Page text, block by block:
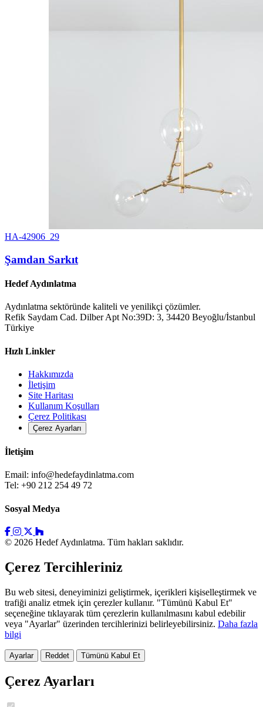
HA-42906_29
Şamdan Sarkıt
Hedef Aydınlatma
Aydınlatma sektöründe kaliteli ve yenilikçi çözümler.
Refik Saydam Cad. Dilber Apt No:39D: 3, 34420 Beyoğlu/İstanbul
Türkiye
Hızlı Linkler
Hakkımızda
İletişim
Site Haritası
Kullanım Koşulları
Çerez Politikası
Çerez Ayarları
İletişim
Email: info@hedefaydinlatma.com
Tel: +90 212 254 49 72
Sosyal Medya
© 2026 Hedef Aydınlatma. Tüm hakları saklıdır.
Çerez Tercihleriniz
Bu web sitesi, deneyiminizi geliştirmek, içerikleri kişiselleştirmek ve
trafiği analiz etmek için çerezler kullanır. "Tümünü Kabul Et"
seçeneğine tıklayarak tüm çerezlerin kullanılmasını kabul edebilir
veya "Ayarlar" üzerinden tercihlerinizi belirleyebilirsiniz. Daha fazla
bilgi
Ayarlar Reddet Tümünü Kabul Et
Çerez Ayarları